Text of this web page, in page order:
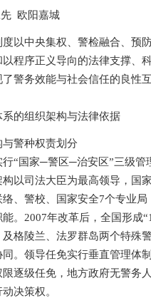
欧阳嘉城
中央集权、警检融合、预
程序正义导向的法律支撑、
警务效能与社会信任的良性互
的组织架构与法律依据
警种权责划分
国家─警区─治安区”三级管
以司法大臣为最高领导，国
、警校、国家安全7个专业
。2007年改革后，全国形成
格陵兰、法罗群岛两个特殊
。领导任免实行垂直管理体
逐级任免，地方政府无警务
决策权。